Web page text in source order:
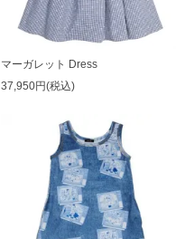
マーガレット Dress
37,950円(税込)